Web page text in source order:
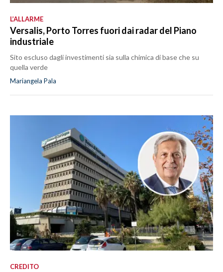
L’ALLARME
Versalis, Porto Torres fuori dai radar del Piano
industriale
Sito escluso dagli investimenti sia sulla chimica di base che su
quella verde
Mariangela Pala
CREDITO